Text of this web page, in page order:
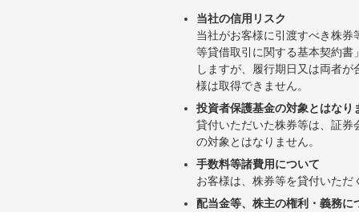
当社の信用リスク
当社がお客様に引渡すべき株
等貸借取引に関する基本契約
しますが、履行期日又は両者
様は取得できません。
投資者保護基金の対象とはなり
貸付いただいた株券等は、証
の対象とはなりません。
手数料等諸費用について
お客様は、株券等を貸付いた
配当金等、株主の権利・義務に